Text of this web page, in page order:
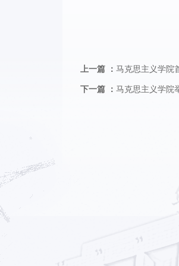
上一篇 ： 马克思主义学院
下一篇 ： 马克思主义学院